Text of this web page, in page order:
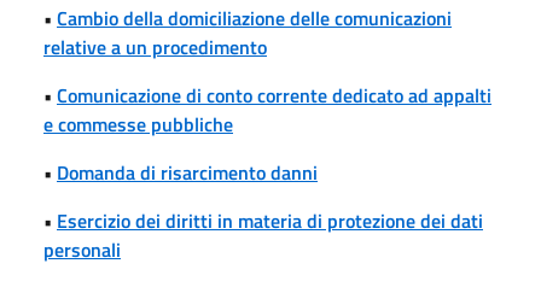
• Cambio della domiciliazione delle comunicazioni
relative a un procedimento
• Comunicazione di conto corrente dedicato ad appalti
e commesse pubbliche
• Domanda di risarcimento danni
• Esercizio dei diritti in materia di protezione dei dati
personali